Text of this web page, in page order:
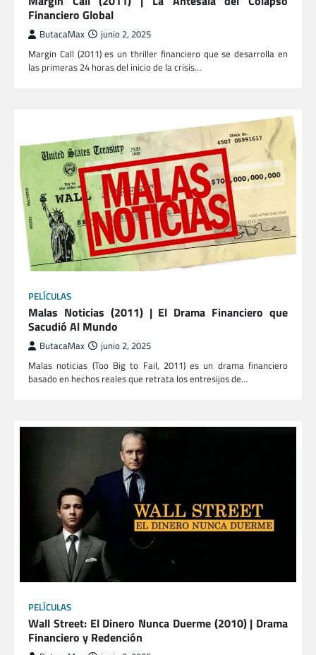
Financiero Global
ButacaMax junio 2, 2025
Margin Call (2011) es un thriller financiero que se desarrolla en
las primeras 24 horas del inicio de la crisis…
PELÍCULAS
Malas Noticias (2011) | El Drama Financiero que
Sacudió Al Mundo
ButacaMax junio 2, 2025
Malas noticias (Too Big to Fail, 2011) es un drama financiero
basado en hechos reales que retrata los entresijos de…
PELÍCULAS
Wall Street: El Dinero Nunca Duerme (2010) | Drama
Financiero y Redención